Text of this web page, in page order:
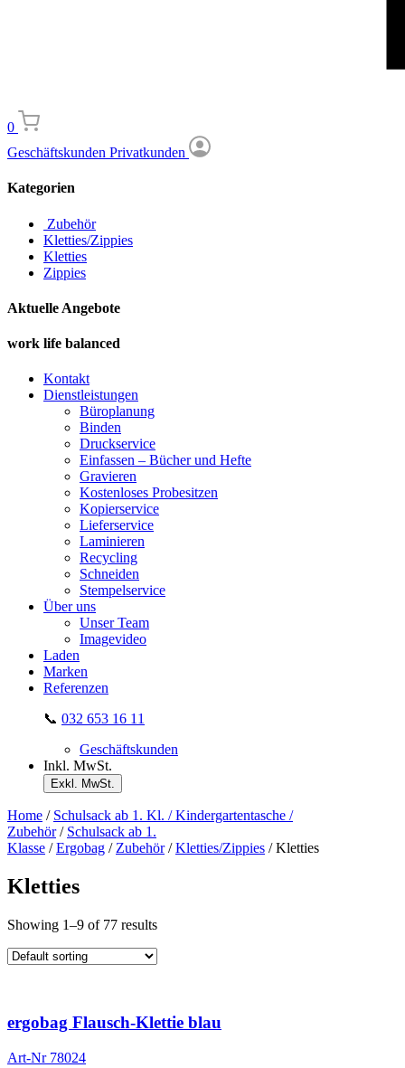
0
Geschäftskunden Privatkunden
Kategorien
Zubehör
Kletties/Zippies
Kletties
Zippies
Aktuelle Angebote
work life balanced
Kontakt
Dienstleistungen
Büroplanung
Binden
Druckservice
Einfassen – Bücher und Hefte
Gravieren
Kostenloses Probesitzen
Kopierservice
Lieferservice
Laminieren
Recycling
Schneiden
Stempelservice
Über uns
Unser Team
Imagevideo
Laden
Marken
Referenzen
📞 032 653 16 11
Geschäftskunden
Inkl. MwSt.
Exkl. MwSt.
Home / Schulsack ab 1. Kl. / Kindergartentasche /
Zubehör/ Schulsack ab 1.
Klasse /Ergobag / Zubehör/Kletties/Zippies / Kletties
Kletties
Showing 1–9 of 77 results
ergobag Flausch-Klettie blau
Art-Nr 78024